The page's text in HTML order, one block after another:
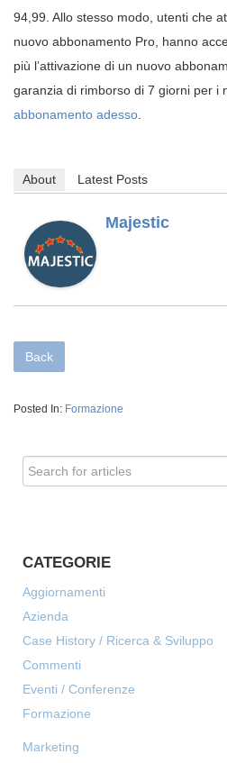
94,99. Allo stesso modo, utenti che
nuovo abbonamento Pro, hanno
più l’attivazione di un nuovo
garanzia di rimborso di 7 giorni per i
abbonamento adesso
About Latest Posts
Majestic
Back
Posted In: Formazione
CATEGORIE
Aggiornamenti
Azienda
Case History / Ricerca & Sviluppo
Commenti
Eventi / Conferenze
Formazione
Marketing